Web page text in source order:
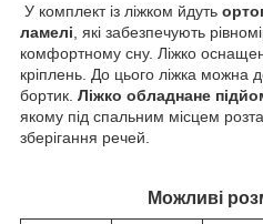
У комплект із ліжком йдуть
ламелі , які забезпечують
комфортному сну. Ліжко
кріплень. До цього ліжка можна
бортик. Ліжко обладнане
якому під спальним місцем
зберігання речей.
Можливі